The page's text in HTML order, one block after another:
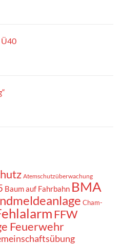
Ü40
Atemschutzüberwachung
Baum auf Fahrbahn BMA
Cham-
FFW
Feuerwehr